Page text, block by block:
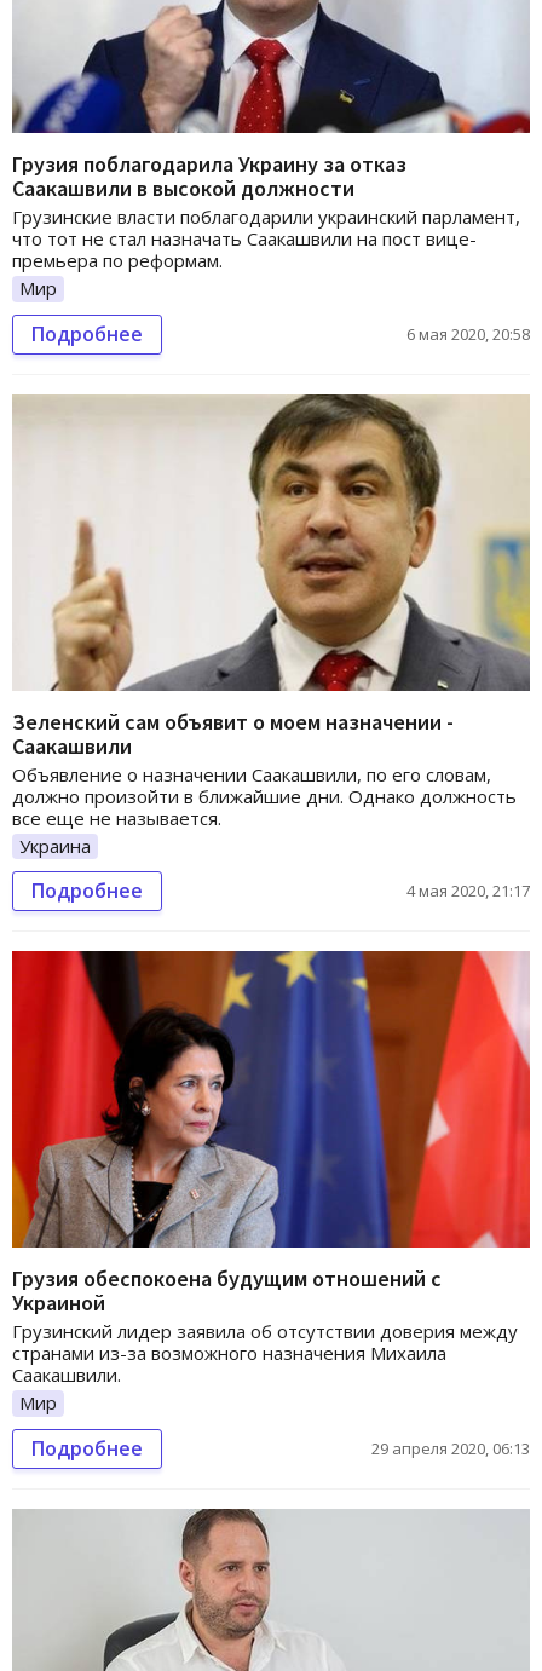
Грузия поблагодарила Украину за отказ
Саакашвили в высокой должности
Грузинские власти поблагодарили украинский парламент,
что тот не стал назначать Саакашвили на пост вице-
премьера по реформам.
Мир
Подробнее 6 мая 2020, 20:58
Зеленский сам объявит о моем назначении -
Саакашвили
Объявление о назначении Саакашвили, по его словам,
должно произойти в ближайшие дни. Однако должность
все еще не называется.
Украина
Подробнее 4 мая 2020, 21:17
Грузия обеспокоена будущим отношений с
Украиной
Грузинский лидер заявила об отсутствии доверия между
странами из-за возможного назначения Михаила
Саакашвили.
Мир
Подробнее 29 апреля 2020, 06:13